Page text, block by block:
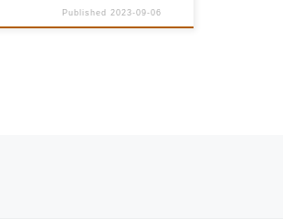
Published2023-09-06